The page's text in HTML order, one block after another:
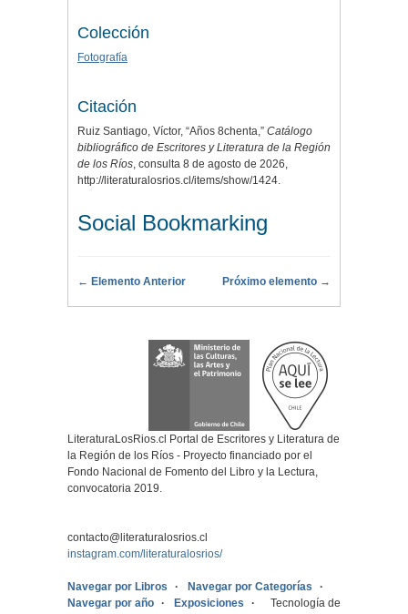
Colección
Fotografía
Citación
Ruiz Santiago, Víctor, “Años 8chenta,” Catálogo
bibliográfico de Escritores y Literatura de la Región
de los Ríos, consulta 8 de agosto de 2026,
http://literaturalosrios.cl/items/show/1424.
Social Bookmarking
← Elemento Anterior Próximo elemento →
LiteraturaLosRios.cl Portal de Escritores y Literatura de
la Región de los Ríos - Proyecto financiado por el
Fondo Nacional de Fomento del Libro y la Lectura,
convocatoria 2019.
contacto@literaturalosrios.cl
instagram.com/literaturalosrios/
Navegar por Libros
Navegar por Categorías
Navegar por año
Exposiciones
Tecnología de